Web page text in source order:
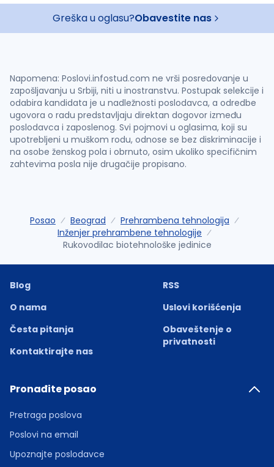
Greška u oglasu?Obavestite nas
Napomena: Poslovi.infostud.com ne vrši posredovanje u
zapošljavanju u Srbiji, niti u inostranstvu. Postupak selekcije i
odabira kandidata je u nadležnosti poslodavca, a odredbe
ugovora o radu predstavljaju direktan dogovor između
poslodavca i zaposlenog. Svi pojmovi u oglasima, koji su
upotrebljeni u muškom rodu, odnose se bez diskriminacije i
na osobe ženskog pola i obrnuto, osim ukoliko specifičnim
zahtevima posla nije drugačije propisano.
Posao Beograd
Prehrambena tehnologija
Inženjer prehrambene tehnologije
Rukovodilac biotehnološke jedinice
Blog
O nama
Česta pitanja
Kontaktirajte nas
RSS
Uslovi korišćenja
Obaveštenje o
privatnosti
Pronađite posao
Pretraga poslova
Poslovi na email
Upoznajte poslodavce